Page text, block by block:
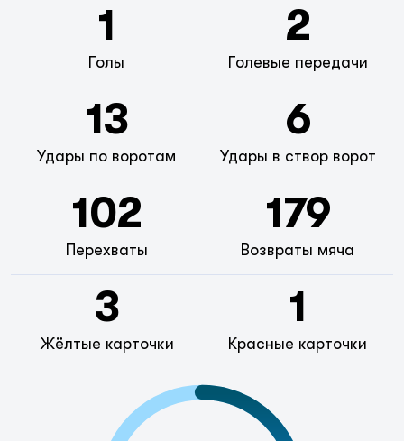
1
Голы
2
Голевые передачи
13
Удары по воротам
6
Удары в створ ворот
102
Перехваты
179
Возвраты мяча
3
Жёлтые карточки
1
Красные карточки